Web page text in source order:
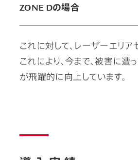
ZONE Dの場合
これに対して、レーザーエリ
これにより、今まで、被害に
が飛躍的に向上しています。